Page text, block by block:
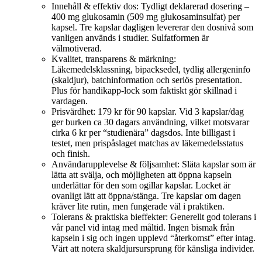
Innehåll & effektiv dos: Tydligt deklarerad dosering –
400 mg glukosamin (509 mg glukosaminsulfat) per
kapsel. Tre kapslar dagligen levererar den dosnivå som
vanligen används i studier. Sulfatformen är
välmotiverad.
Kvalitet, transparens & märkning:
Läkemedelsklassning, bipacksedel, tydlig allergeninfo
(skaldjur), batchinformation och seriös presentation.
Plus för handikapp-lock som faktiskt gör skillnad i
vardagen.
Prisvärdhet: 179 kr för 90 kapslar. Vid 3 kapslar/dag
ger burken ca 30 dagars användning, vilket motsvarar
cirka 6 kr per “studienära” dagsdos. Inte billigast i
testet, men prispåslaget matchas av läkemedelsstatus
och finish.
Användarupplevelse & följsamhet: Släta kapslar som är
lätta att svälja, och möjligheten att öppna kapseln
underlättar för den som ogillar kapslar. Locket är
ovanligt lätt att öppna/stänga. Tre kapslar om dagen
kräver lite rutin, men fungerade väl i praktiken.
Tolerans & praktiska bieffekter: Generellt god tolerans i
vår panel vid intag med måltid. Ingen bismak från
kapseln i sig och ingen upplevd “återkomst” efter intag.
Värt att notera skaldjursursprung för känsliga individer.